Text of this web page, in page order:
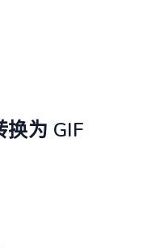
为 GIF